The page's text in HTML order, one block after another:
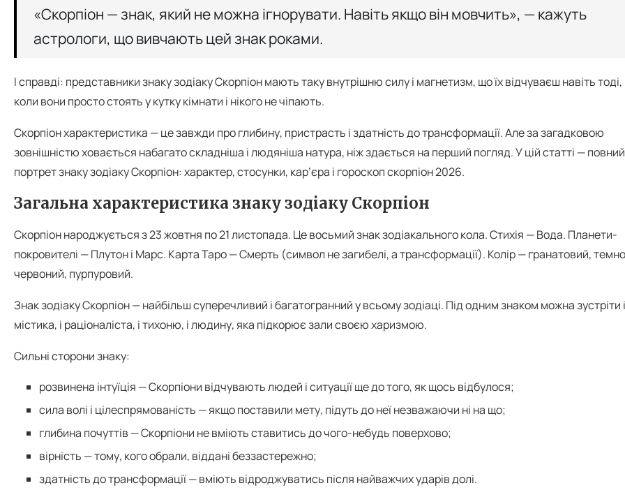
«Скорпіон — знак, який не можна ігнорувати. Навіть якщо він мовчить», — кажуть
астрологи, що вивчають цей знак роками.
І справді: представники знаку зодіаку Скорпіон мають таку внутрішню силу і магнетизм, що їх відчуваєш навіть тоді,
коли вони просто стоять у кутку кімнати і нікого не чіпають.
Скорпіон характеристика — це завжди про глибину, пристрасть і здатність до трансформації. Але за загадковою
зовнішністю ховається набагато складніша і людяніша натура, ніж здається на перший погляд. У цій статті — повний
портрет знаку зодіаку Скорпіон: характер, стосунки, кар’єра і гороскоп скорпіон 2026.
Загальна характеристика знаку зодіаку Скорпіон
Скорпіон народжується з 23 жовтня по 21 листопада. Це восьмий знак зодіакального кола. Стихія — Вода. Планети-
покровителі — Плутон і Марс. Карта Таро — Смерть (символ не загибелі, а трансформації). Колір — гранатовий,
червоний, пурпуровий.
Знак зодіаку Скорпіон — найбільш суперечливий і багатогранний у всьому зодіаці. Під одним знаком можна зустріти і
містика, і раціоналіста, і тихоню, і людину, яка підкорює зали своєю харизмою.
Сильні сторони знаку:
розвинена інтуїція — Скорпіони відчувають людей і ситуації ще до того, як щось відбулося;
сила волі і цілеспрямованість — якщо поставили мету, підуть до неї незважаючи ні на що;
глибина почуттів — Скорпіони не вміють ставитись до чого-небудь поверхово;
вірність — тому, кого обрали, віддані беззастережно;
здатність до трансформації — вміють відроджуватись після найважчих ударів долі.